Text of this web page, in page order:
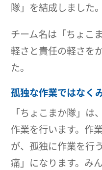
隊」を結成しました。
チーム名は「ちょこ
軽さと責任の軽さを
た。
孤独な作業ではなく
「ちょこまか隊」は
作業を行います。作
が、孤独に作業を行
痛」になります。み